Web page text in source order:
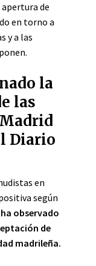
de
en torno a
y a las
la
las
Diario
en
según
ha observado
de
madrileña.